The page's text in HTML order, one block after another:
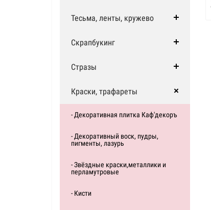
Тесьма, ленты, кружево
Скрапбукинг
Стразы
Краски, трафареты
- Декоративная плитка Каф'декоръ
- Декоративный воск, пудры,
пигменты, лазурь
- Звёздные краски,металлики и
перламутровые
- Кисти